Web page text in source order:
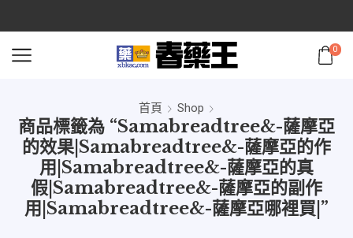
0
首頁 Shop
商品標籤為 “Samabreadtree&-薩摩亞
的效果|Samabreadtree&-薩摩亞的作
用|Samabreadtree&-薩摩亞的真
假|Samabreadtree&-薩摩亞的副作
用|Samabreadtree&-薩摩亞哪裡買|”